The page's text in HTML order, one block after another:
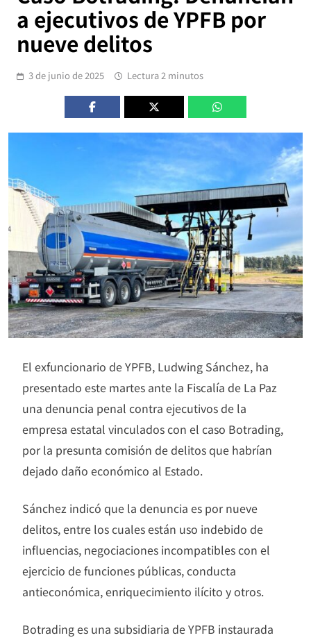
a ejecutivos de YPFB por
nueve delitos
3 de junio de 2025 Lectura 2 minutos
El exfuncionario de YPFB, Ludwing Sánchez, ha
presentado este martes ante la Fiscalía de La Paz
una denuncia penal contra ejecutivos de la
empresa estatal vinculados con el caso Botrading,
por la presunta comisión de delitos que habrían
dejado daño económico al Estado.
Sánchez indicó que la denuncia es por nueve
delitos, entre los cuales están uso indebido de
influencias, negociaciones incompatibles con el
ejercicio de funciones públicas, conducta
antieconómica, enriquecimiento ilícito y otros.
Botrading es una subsidiaria de YPFB instaurada